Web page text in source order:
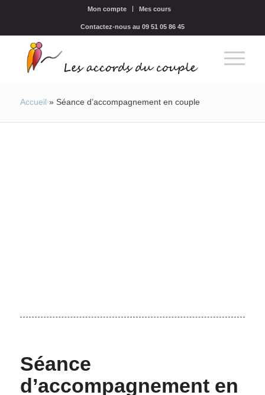
Mon compte Mes cours
Contactez-nous au 09 51 05 86 45
Accueil » Séance d’accompagnement en couple
Séance
d’accompagnement en